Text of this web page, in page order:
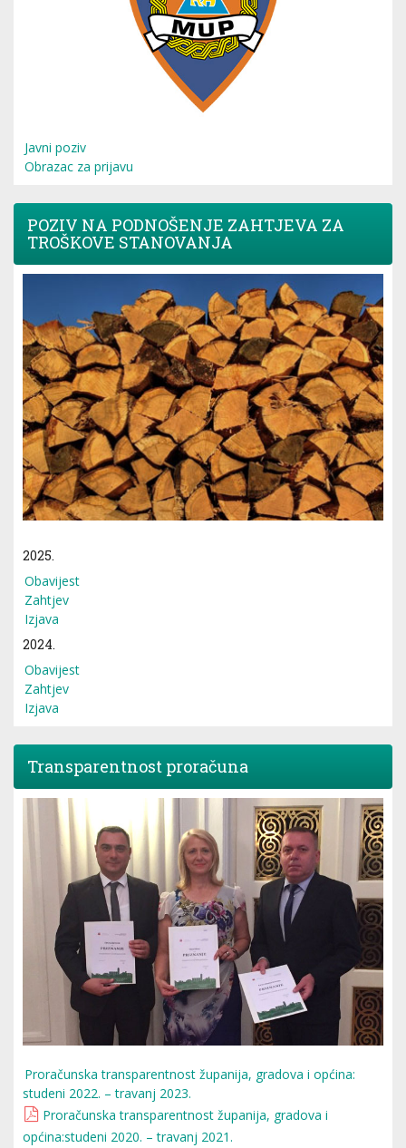
Javni poziv
Obrazac za prijavu
POZIV NA PODNOŠENJE ZAHTJEVA ZA
TROŠKOVE STANOVANJA
2025.
Obavijest
Zahtjev
Izjava
2024.
Obavijest
Zahtjev
Izjava
Transparentnost proračuna
Proračunska transparentnost županija, gradova i općina:
studeni 2022. – travanj 2023.
Proračunska transparentnost županija, gradova i
općina:studeni 2020. – travanj 2021.